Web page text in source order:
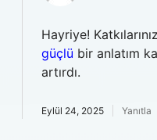
Hayriye!
güçlü bir anlatım
artırdı.
Eylül 24, 2025 Yanıtla